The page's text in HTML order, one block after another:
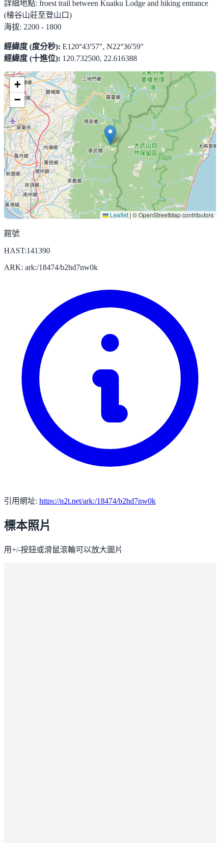
詳細地點: froest trail between Kuaiku Lodge and hiking entrance
(檜谷山莊至登山口)
海拔: 2200 - 1800
經緯度 (度分秒): E120°43'57", N22°36'59"
經緯度 (十進位): 120.732500, 22.616388
+
−
Leaflet | © OpenStreetMap contributors
館號
HAST:141390
ARK: ark:/18474/b2hd7nw0k
引用網址: https://n2t.net/ark:/18474/b2hd7nw0k
標本照片
用+/-按鈕或滑鼠滾輪可以放大圖片